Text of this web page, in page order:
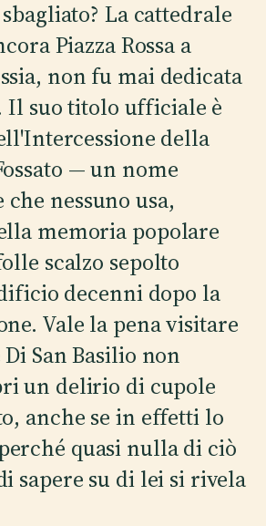
La cattedrale
Piazza Rossa a
non fu mai dedicata
Il suo titolo ufficiale è
della
— un nome
nessuno usa,
memoria popolare
scalzo sepolto
decenni dopo la
Vale la pena visitare
San Basilio non
un delirio di cupole
anche se in effetti lo
quasi nulla di ciò
sapere su di lei si rivela